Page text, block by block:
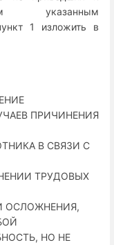
указанным
1 изложить в
ПРИЧИНЕНИЯ
В СВЯЗИ С
ТРУДОВЫХ
ОСЛОЖНЕНИЯ,
НО НЕ